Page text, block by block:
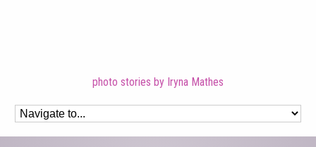
photo stories by Iryna Mathes